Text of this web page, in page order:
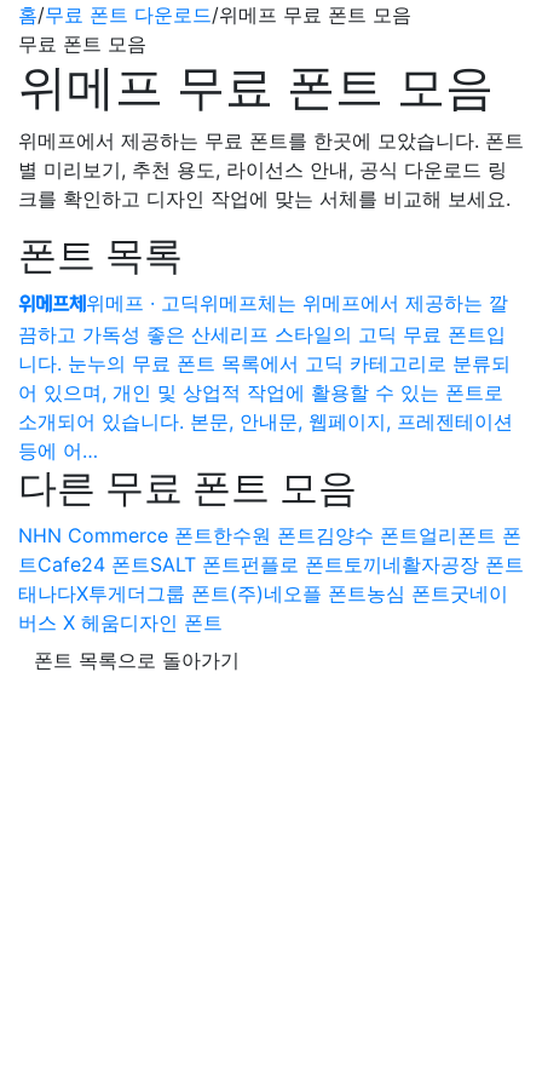
홈/무료 폰트 다운로드/위메프 무료 폰트 모음
무료 폰트 모음
위메프 무료 폰트 모음
위메프에서 제공하는 무료 폰트를 한곳에 모았습니다. 폰트
별 미리보기, 추천 용도, 라이선스 안내, 공식 다운로드 링
크를 확인하고 디자인 작업에 맞는 서체를 비교해 보세요.
폰트 목록
위메프체 위메프 · 고딕위메프체는 위메프에서 제공하는 깔
끔하고 가독성 좋은 산세리프 스타일의 고딕 무료 폰트입
니다. 눈누의 무료 폰트 목록에서 고딕 카테고리로 분류되
어 있으며, 개인 및 상업적 작업에 활용할 수 있는 폰트로
소개되어 있습니다. 본문, 안내문, 웹페이지, 프레젠테이션
등에 어…
다른 무료 폰트 모음
NHN Commerce 폰트한수원 폰트김양수 폰트얼리폰트 폰
트Cafe24 폰트SALT 폰트펀플로 폰트토끼네활자공장 폰트
태나다X투게더그룹 폰트(주)네오플 폰트농심 폰트굿네이
버스 X 헤움디자인 폰트
폰트 목록으로 돌아가기